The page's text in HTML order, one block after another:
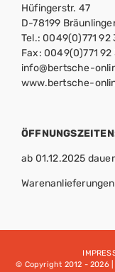
Hüfingerstr. 47
D-78199
Tel.: 0049(0)771 92
Fax: 0049(0)771 92
info@bertsche-
www.bertsche-
ab 01.12.2025
© Copyright 2012 -2026